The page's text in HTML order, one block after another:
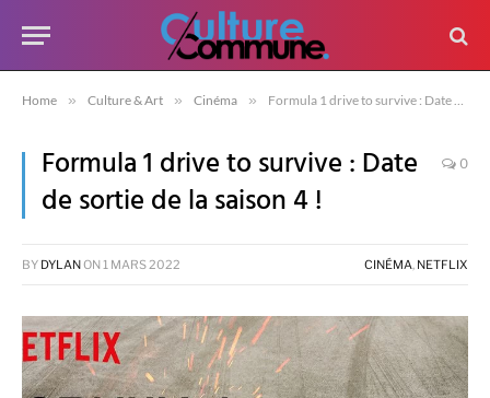
Home » Culture & Art » Cinéma » Formula 1 drive to survive : Date de sortie de la saison 4 !
Formula 1 drive to survive : Date
de sortie de la saison 4 !
0
BY DYLANON 1 MARS 2022 CINÉMA, NETFLIX